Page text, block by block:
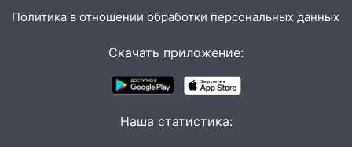
велосипедистку: пострадали двое
Жара возвращается: ожидается
знойный и сухой четверг
Под Ульяновском при развороте
Политика в отношении обработки персональных данных
Скачать приложение:
Наша статистика: